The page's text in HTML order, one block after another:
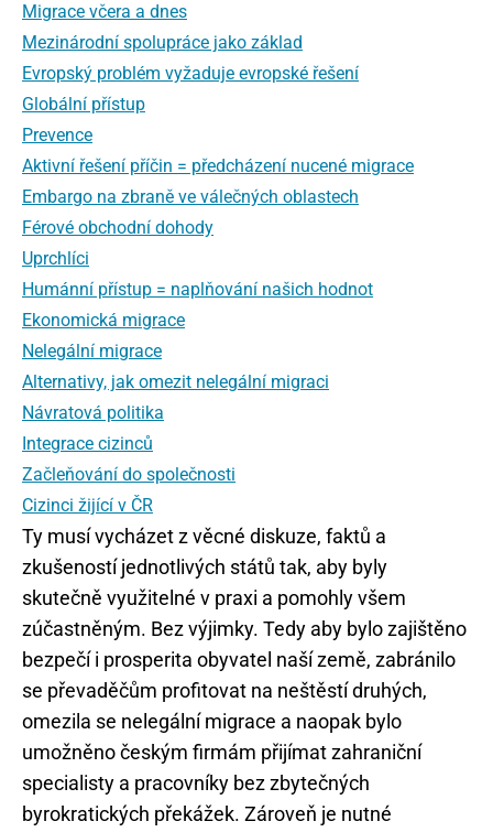
Migrace včera a dnes
Mezinárodní spolupráce jako základ
Evropský problém vyžaduje evropské řešení
Globální přístup
Prevence
Aktivní řešení příčin = předcházení nucené migrace
Embargo na zbraně ve válečných oblastech
Férové obchodní dohody
Uprchlíci
Humánní přístup = naplňování našich hodnot
Ekonomická migrace
Nelegální migrace
Alternativy, jak omezit nelegální migraci
Návratová politika
Integrace cizinců
Začleňování do společnosti
Cizinci žijící v ČR
Ty musí vycházet z věcné diskuze, faktů a
zkušeností jednotlivých států tak, aby byly
skutečně využitelné v praxi a pomohly všem
zúčastněným. Bez výjimky. Tedy aby bylo zajištěno
bezpečí i prosperita obyvatel naší země, zabránilo
se převaděčům profitovat na neštěstí druhých,
omezila se nelegální migrace a naopak bylo
umožněno českým firmám přijímat zahraniční
specialisty a pracovníky bez zbytečných
byrokratických překážek. Zároveň je nutné